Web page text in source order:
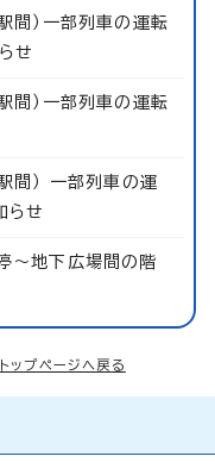
間）一部列車の運転
せ
間）一部列車の運転
間） 一部列車の運
らせ
～地下広場間の階
トップページへ戻る